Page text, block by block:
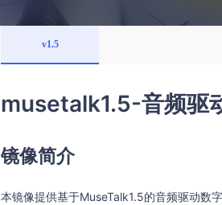
v1.5
musetalk1.5-音频驱
镜像简介
本镜像提供基于MuseTalk1.5的音频驱动数